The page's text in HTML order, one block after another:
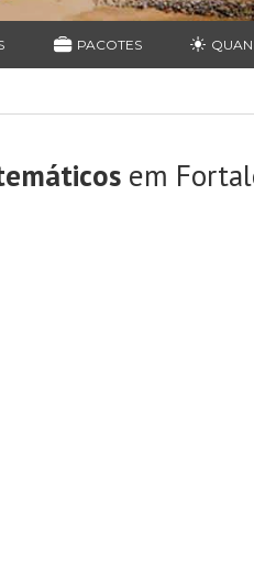
PACOTES
em